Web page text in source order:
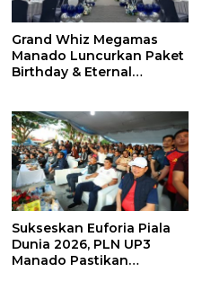
Grand Whiz Megamas
Manado Luncurkan Paket
Birthday & Eternal
Sukseskan Euforia Piala
Dunia 2026, PLN UP3
Manado Pastikan